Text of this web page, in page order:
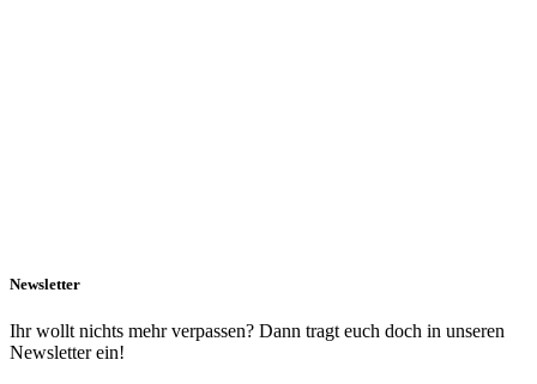
Newsletter
Ihr wollt nichts mehr verpassen? Dann tragt euch doch in unseren
Newsletter ein!